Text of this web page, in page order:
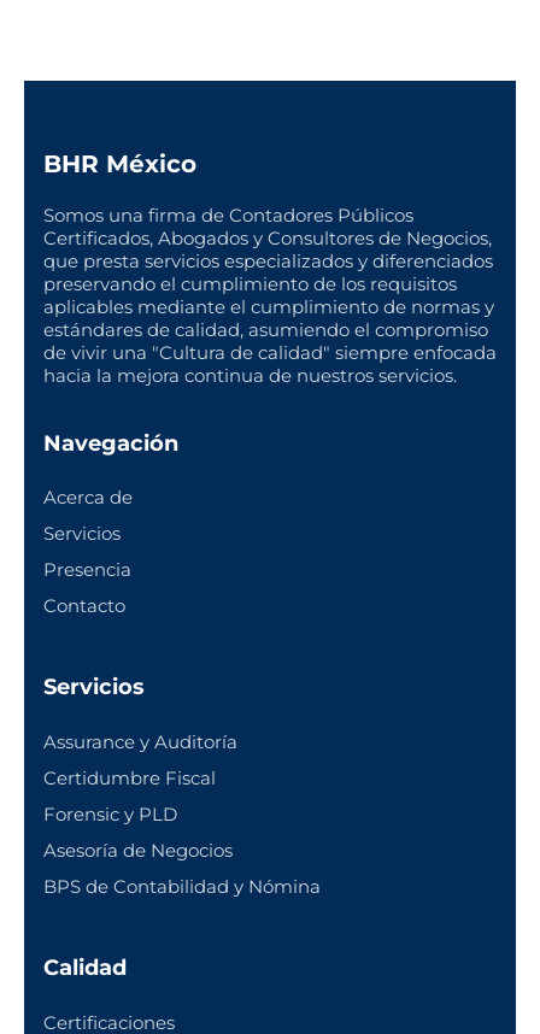
BHR México
Somos una firma de Contadores Públicos
Certificados, Abogados y Consultores de Negocios,
que presta servicios especializados y diferenciados
preservando el cumplimiento de los requisitos
aplicables mediante el cumplimiento de normas y
estándares de calidad, asumiendo el compromiso
de vivir una "Cultura de calidad" siempre enfocada
hacia la mejora continua de nuestros servicios.
Navegación
Acerca de
Servicios
Presencia
Contacto
Servicios
Assurance y Auditoría
Certidumbre Fiscal
Forensic y PLD
Asesoría de Negocios
BPS de Contabilidad y Nómina
Calidad
Certificaciones